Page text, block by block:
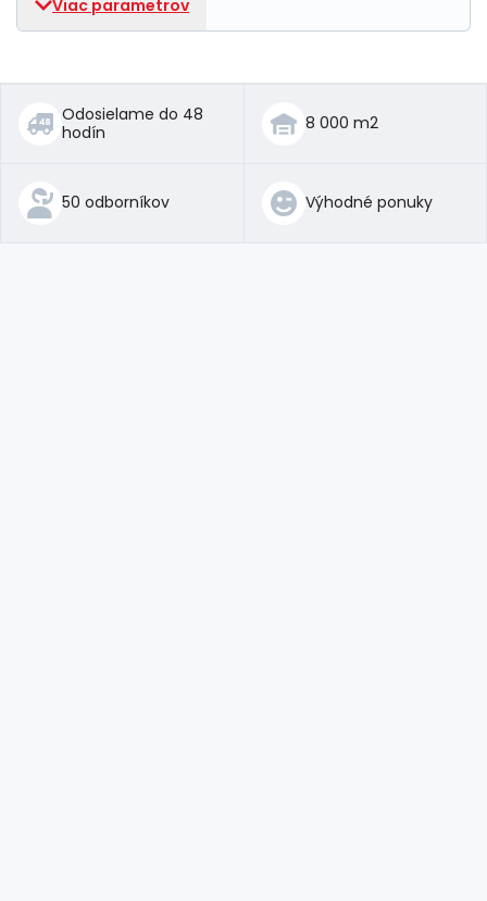
Viac parametrov
Odosielame do 48
hodín
8 000 m2
50 odborníkov Výhodné ponuky